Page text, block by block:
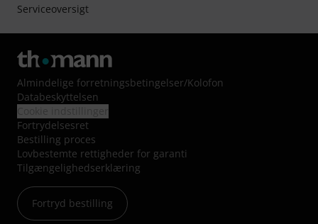
Serviceoversigt
Almindelige forretningsbetingelser/Kolofon
Databeskyttelsen
Fortrydelsesret
Bestilling proces
Lovbestemte rettigheder for garanti
Tilgængelighedserklæring
Fortryd bestilling